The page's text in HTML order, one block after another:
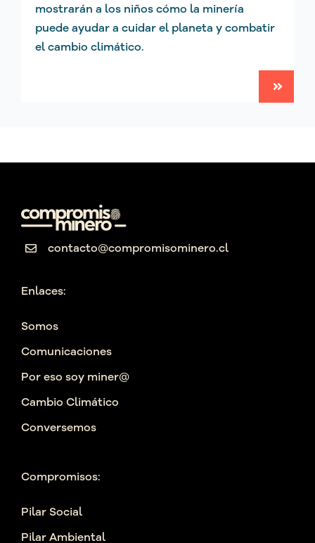
mostrarán a los niños cómo la minería
puede ayudar a cuidar el planeta y combatir
el cambio climático.
contacto@compromisominero.cl
Enlaces:
Somos
Comunicaciones
Por eso soy miner@
Cambio Climático
Conversemos
Compromisos:
Pilar Social
Pilar Ambiental